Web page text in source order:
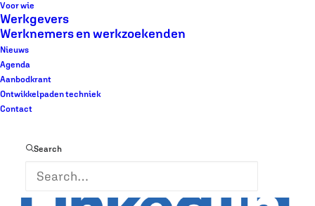
Voor wie
Werkgevers
Werknemers en werkzoekenden
Nieuws
Agenda
Aanbodkrant
Ontwikkelpaden techniek
Contact
Search
« Alle Evenementen
Dit evenement is voorbij.
Online banenmarkt
7 april @ 10:00